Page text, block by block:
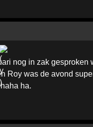
nog in zak gesproken
Roy was de avond
ha.